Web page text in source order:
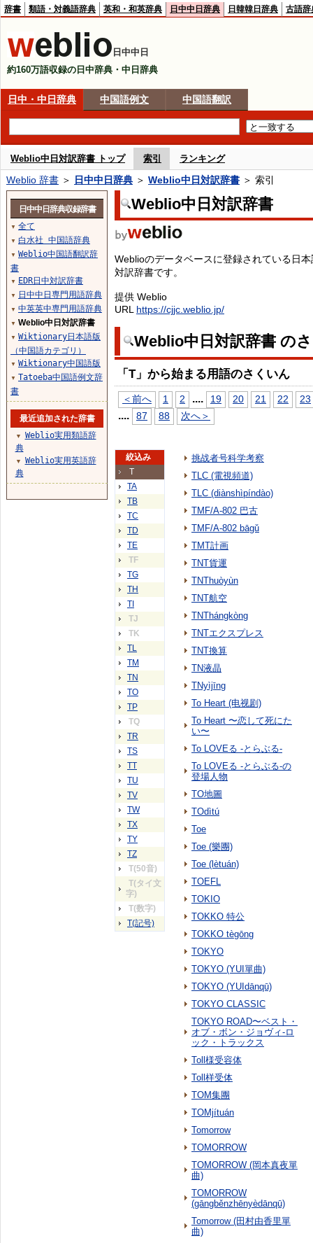
辞書 類語・対義語辞典 英和・和英辞典 日中中日辞典 日韓韓日辞典 古語辞
日中中日
約160万語収録の日中辞典・中日辞典
日中・中日辞典 中国語例文 中国語翻訳
Weblio中日対訳辞書 トップ 索引 ランキング
Weblio 辞書 ＞ 日中中日辞典 ＞ Weblio中日対訳辞書 ＞ 索引
Weblio中日対訳辞書
Weblioのデータベースに登録されている日
対訳辞書です。
提供 Weblio
URL https://cjjc.weblio.jp/
Weblio中日対訳辞書 の
「T」から始まる用語のさくいん
＜前へ 1 2 .... 19 20 21 22 23
.... 87 88 次へ＞
絞込み
T
TA
TB
TC
TD
TE
TF
TG
TH
TI
TJ
TK
TL
TM
TN
TO
TP
TQ
TR
TS
TT
TU
TV
TW
TX
TY
TZ
T(50音)
T(タイ文
字)
T(数字)
T(記号)
挑战者号科学考察
TLC (電視頻道)
TLC (diànshìpíndào)
TMF/A-802 巴古
TMF/A-802 bāgǔ
TMT計画
TNT貨運
TNThuòyùn
TNT航空
TNThángkòng
TNTエクスプレス
TNT換算
TN液晶
TNyìjīng
To Heart (电视剧)
To Heart 〜恋して死にた
い〜
To LOVEる -とらぶる-
To LOVEる -とらぶる-の
登場人物
TO地圖
TOdìtú
Toe
Toe (樂團)
Toe (lètuán)
TOEFL
TOKIO
TOKKO 特公
TOKKO tègōng
TOKYO
TOKYO (YUI單曲)
TOKYO (YUIdānqū)
TOKYO CLASSIC
TOKYO ROAD〜ベスト・
オブ・ボン・ジョヴィ-ロ
ック・トラックス
Toll様受容体
Toll样受体
TOM集團
TOMjítuán
Tomorrow
TOMORROW
TOMORROW (岡本真夜單
曲)
TOMORROW
(gāngběnzhēnyèdānqū)
Tomorrow (田村由香里單
曲)
日中中日辞典収録辞書
▼ 全て
▼ 白水社 中国語辞典
▼ Weblio中国語翻訳辞
書
▼ EDR日中対訳辞書
▼ 日中中日専門用語辞典
▼ 中英英中専門用語辞典
▼ Weblio中日対訳辞書
▼ Wiktionary日本語版
（中国語カテゴリ）
▼ Wiktionary中国語版
▼ Tatoeba中国語例文辞
書
最近追加された辞書
▼
Weblio実用類語辞
典
▼
Weblio実用英語辞
典